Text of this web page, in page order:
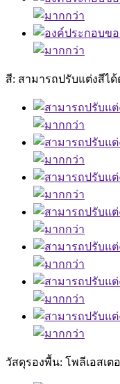
สี: สามารถปรับแต่งสีไ
วัสดุรองพื้น: โพลีเอสเ